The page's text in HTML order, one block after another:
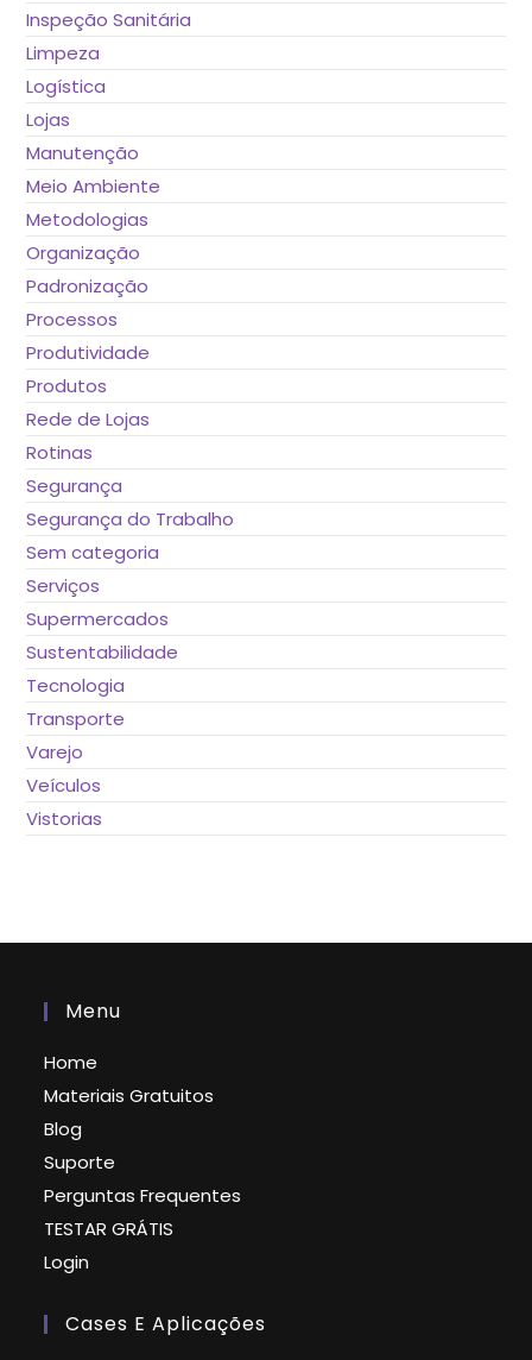
Inspeção Sanitária
Limpeza
Logística
Lojas
Manutenção
Meio Ambiente
Metodologias
Organização
Padronização
Processos
Produtividade
Produtos
Rede de Lojas
Rotinas
Segurança
Segurança do Trabalho
Sem categoria
Serviços
Supermercados
Sustentabilidade
Tecnologia
Transporte
Varejo
Veículos
Vistorias
Menu
Home
Materiais Gratuitos
Blog
Suporte
Perguntas Frequentes
TESTAR GRÁTIS
Login
Cases E Aplicações